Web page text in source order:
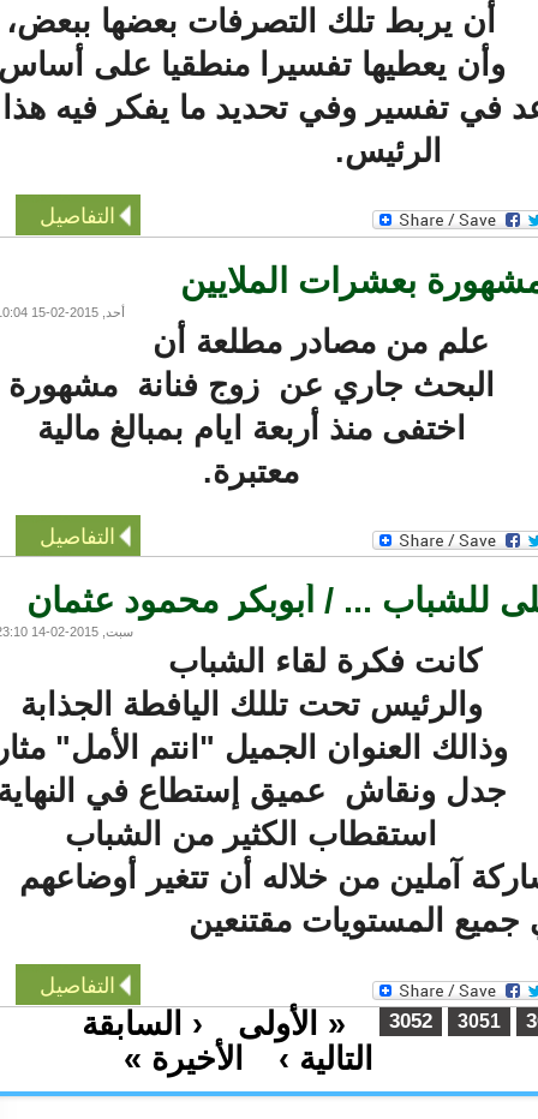
أن يربط تلك التصرفات بعضها ببعض،
وأن يعطيها تفسيرا منطقيا على أساس
في تفسير وفي تحديد ما يفكر فيه هذا
الرئيس.
التفاصيل
بعشرات الملايين
علم من مصادر مطلعة أن
البحث جاري عن زوج فنانة مشهورة
اختفى منذ أربعة ايام بمبالغ مالية
معتبرة.
التفاصيل
للشباب ... / أبوبكر محمود عثمان
سبت, 2015-02-14 23:10
كانت فكرة لقاء الشباب
والرئيس تحت تللك اليافطة الجذابة
وذالك العنوان الجميل "انتم الأمل" مثار
جدل ونقاش عميق إستطاع في النهاية
استقطاب الكثير من الشباب
آملين من خلاله أن تتغير أوضاعهم
المستويات مقتنعين
التفاصيل
« الأولى ‹ السابقة 3051
3052
التالية › الأخيرة »